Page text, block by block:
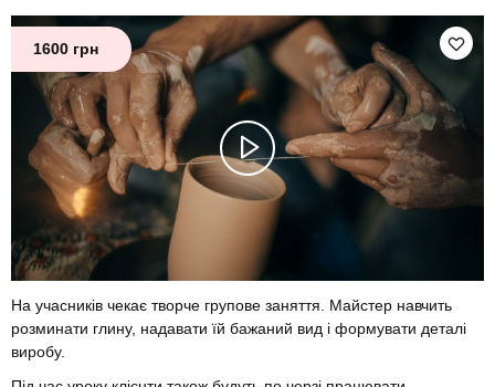
1600 грн
На учасників чекає творче групове заняття. Майстер навчить
розминати глину, надавати їй бажаний вид і формувати деталі
виробу.